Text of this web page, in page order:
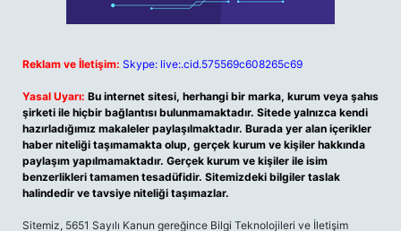
Reklam ve İletişim: Skype: live:.cid.575569c608265c69
Yasal Uyarı: Bu internet sitesi, herhangi bir marka, kurum veya şahıs
şirketi ile hiçbir bağlantısı bulunmamaktadır. Sitede yalnızca kendi
hazırladığımız makaleler paylaşılmaktadır. Burada yer alan içerikler
haber niteliği taşımamakta olup, gerçek kurum ve kişiler hakkında
paylaşım yapılmamaktadır. Gerçek kurum ve kişiler ile isim
benzerlikleri tamamen tesadüfidir. Sitemizdeki bilgiler taslak
halindedir ve tavsiye niteliği taşımazlar.
Sitemiz, 5651 Sayılı Kanun gereğince Bilgi Teknolojileri ve İletişim